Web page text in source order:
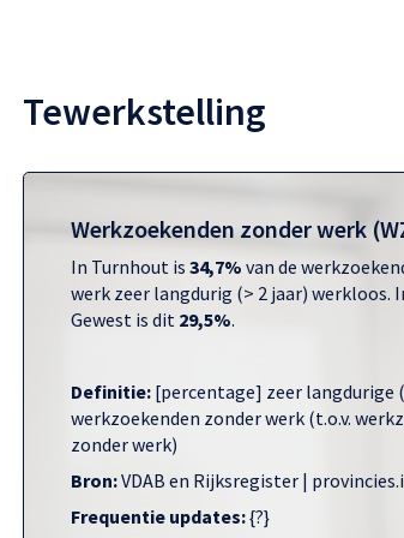
Tewerkstelling
Werkzoekenden zonder werk
In Turnhout is 34,7% van de
werk zeer langdurig (> 2 jaar) werkloos.
Gewest is dit 29,5%.
Definitie: [percentage] zeer langdurige
werkzoekenden zonder werk (t.o.v.
zonder werk)
Bron:VDAB en Rijksregister |
Frequentie updates:{?}